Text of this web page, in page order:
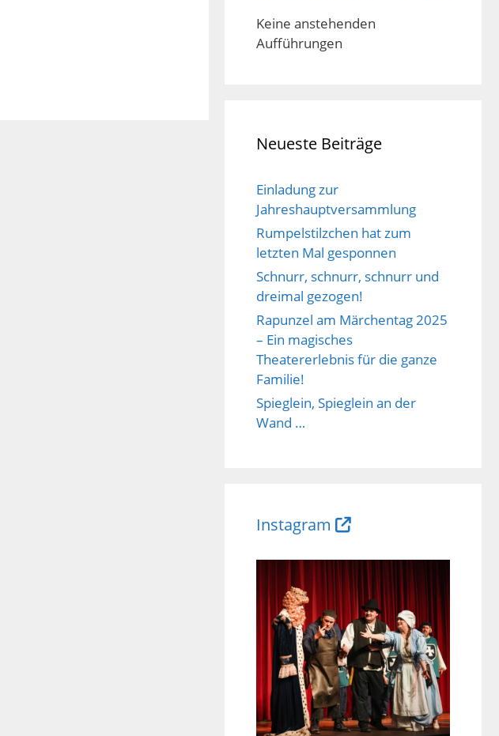
Keine anstehenden
Aufführungen
Neueste Beiträge
Einladung zur
Jahreshauptversammlung
Rumpelstilzchen hat zum
letzten Mal gesponnen
Schnurr, schnurr, schnurr und
dreimal gezogen!
Rapunzel am Märchentag 2025
– Ein magisches
Theatererlebnis für die ganze
Familie!
Spieglein, Spieglein an der
Wand …
Instagram